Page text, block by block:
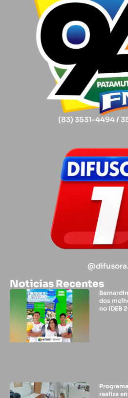
(83) 3531-4494 /
Noticias Recentes
dos
no IDEB
realiza